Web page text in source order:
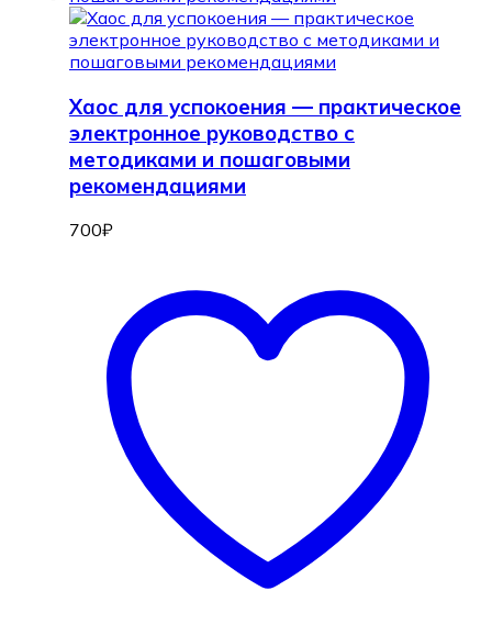
Хаос для успокоения — практическое
электронное руководство с
методиками и пошаговыми
рекомендациями
700₽